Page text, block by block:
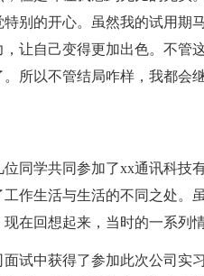
别的开心。虽然我的试用期
让自己变得更加出色。不管
所以不管结局咋样，我都会
同学共同参加了xx通讯科技
作生活与生活的不同之处。
在回想起来，当时的一系列
试中获得了参加此次公司实